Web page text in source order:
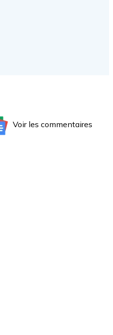
Voir les commentaires